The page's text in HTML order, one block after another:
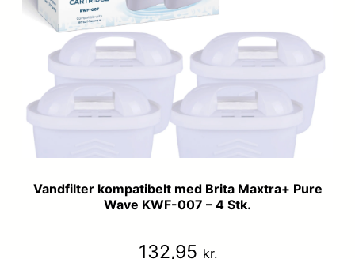
Vandfilter kompatibelt med Brita Maxtra+ Pure
Wave KWF-007 – 4 Stk.
132,95 kr.